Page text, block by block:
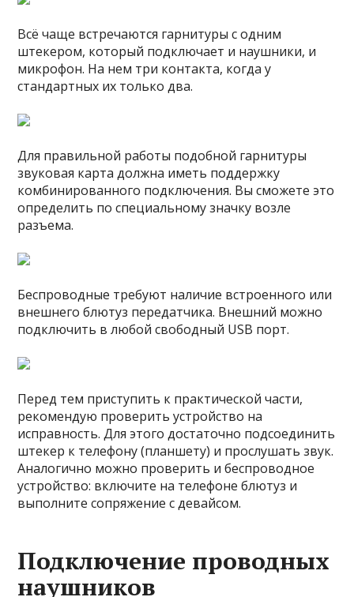
Всё чаще встречаются гарнитуры с одним
штекером, который подключает и наушники, и
микрофон. На нем три контакта, когда у
стандартных их только два.
Для правильной работы подобной гарнитуры
звуковая карта должна иметь поддержку
комбинированного подключения. Вы сможете это
определить по специальному значку возле
разъема.
Беспроводные требуют наличие встроенного или
внешнего блютуз передатчика. Внешний можно
подключить в любой свободный USB порт.
Перед тем приступить к практической части,
рекомендую проверить устройство на
исправность. Для этого достаточно подсоединить
штекер к телефону (планшету) и прослушать звук.
Аналогично можно проверить и беспроводное
устройство: включите на телефоне блютуз и
выполните сопряжение с девайсом.
Подключение проводных
наушников